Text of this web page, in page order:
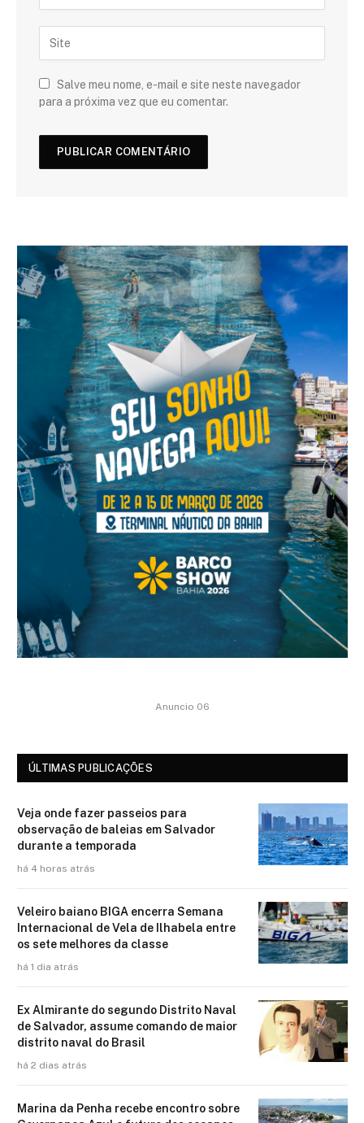
Salve meu nome, e-mail e site neste navegador
para a próxima vez que eu comentar.
Anuncio 06
ÚLTIMAS PUBLICAÇÕES
Veja onde fazer passeios para
observação de baleias em Salvador
durante a temporada
há 4 horas atrás
Veleiro baiano BIGA encerra Semana
Internacional de Vela de Ilhabela entre
os sete melhores da classe
há 1 dia atrás
Ex Almirante do segundo Distrito Naval
de Salvador, assume comando de maior
distrito naval do Brasil
há 2 dias atrás
Marina da Penha recebe encontro sobre